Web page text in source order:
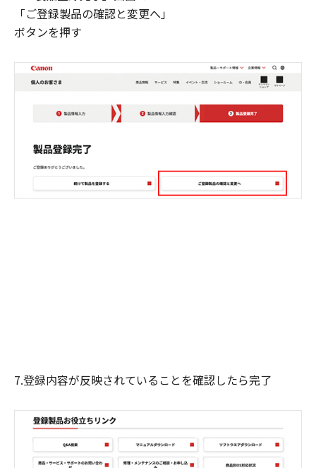
「ご登録製品の確認と変更へ」
ボタンを押す
7.登録内容が反映されていることを確認したら完了